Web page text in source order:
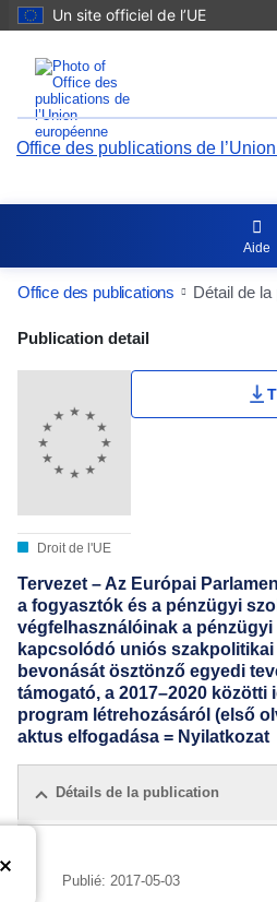
Un site officiel de l’UE
Office des publications de
Aide
Office des publications Détail de la
Publication Detail
Publication detail
Droit de l'UE
Tervezet – Az Európai
a fogyasztók és a pénzügyi
végfelhasználóinak a
kapcsolódó uniós
bevonását ösztönző egyedi
támogató, a 2017–2020
program létrehozásáról (első
aktus elfogadása = Nyilatkozat
Détails de la publication
Publié: 2017-05-03